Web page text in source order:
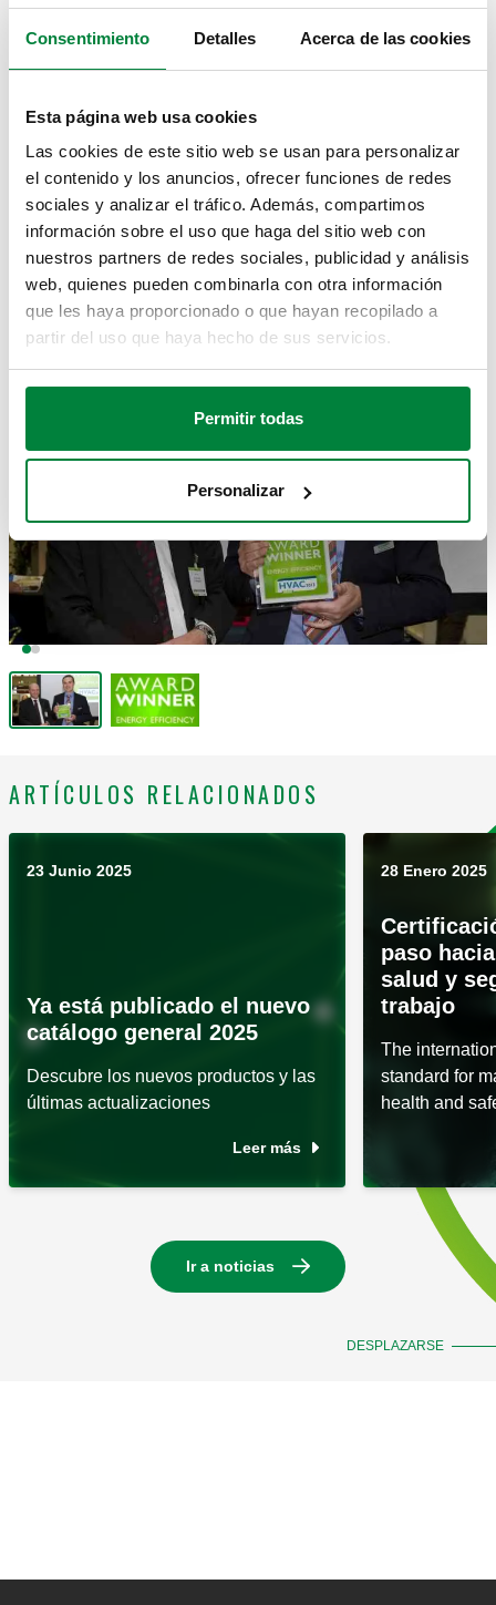
Consentimiento Detalles Acerca de las cookies
Esta página web usa cookies
Las cookies de este sitio web se usan para personalizar
el contenido y los anuncios, ofrecer funciones de redes
sociales y analizar el tráfico. Además, compartimos
información sobre el uso que haga del sitio web con
nuestros partners de redes sociales, publicidad y análisis
web, quienes pueden combinarla con otra información
que les haya proporcionado o que hayan recopilado a
partir del uso que haya hecho de sus servicios.
Permitir todas
Personalizar
sentimos muy satisfechos de que se premien estos
son un ejemplo de manual en cuanto a energía: "En los
proyectos de construcción de gran envergadura, los
sistemas de calefacción descentralizados son una opción
obvia. Esto se traduce en un sistema de calefacción central
que incorpora una unidad distribuidora para cada domicilio,
en vez de una caldera individual. Permite ahorrar en costes
de instalación por parte del cliente y generar electricidad con
energías renovables".
ARTÍCULOS RELACIONADOS
23 Junio 2025
Ya está publicado el nuevo
catálogo general 2025
Descubre los nuevos productos y las
últimas actualizaciones
Leer más
28 Enero 2025
paso
salud y
trabajo
The
standard for
health and
DESPLAZARSE
Ir a noticias